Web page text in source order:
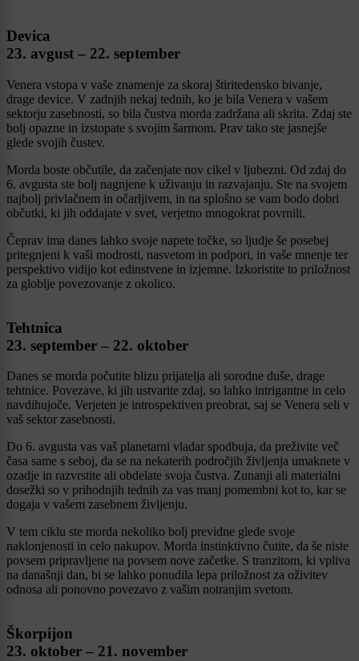
Devica
23. avgust – 22. september
Venera vstopa v vaše znamenje za skoraj štiritedensko bivanje,
drage device. V zadnjih nekaj tednih, ko je bila Venera v vašem
sektorju zasebnosti, so bila čustva morda zadržana ali skrita. Zdaj ste
bolj opazne in izstopate s svojim šarmom. Prav tako ste jasnejše
glede svojih čustev.
Morda boste občutile, da začenjate nov cikel v ljubezni. Od zdaj do
6. avgusta ste bolj nagnjene k uživanju in razvajanju. Ste na svojem
najbolj privlačnem in očarljivem, in na splošno se vam bodo dobri
občutki, ki jih oddajate v svet, verjetno mnogokrat povrnili.
Čeprav ima danes lahko svoje napete točke, so ljudje še posebej
pritegnjeni k vaši modrosti, nasvetom in podpori, in vaše mnenje ter
perspektivo vidijo kot edinstvene in izjemne. Izkoristite to priložnost
za globlje povezovanje z okolico.
Tehtnica
23. september – 22. oktober
Danes se morda počutite blizu prijatelja ali sorodne duše, drage
tehtnice. Povezave, ki jih ustvarite zdaj, so lahko intrigantne in celo
navdihujoče. Verjeten je introspektiven preobrat, saj se Venera seli v
vaš sektor zasebnosti.
Do 6. avgusta vas vaš planetarni vladar spodbuja, da preživite več
časa same s seboj, da se na nekaterih področjih življenja umaknete v
ozadje in razvrstite ali obdelate svoja čustva. Zunanji ali materialni
dosežki so v prihodnjih tednih za vas manj pomembni kot to, kar se
dogaja v vašem zasebnem življenju.
V tem ciklu ste morda nekoliko bolj previdne glede svoje
naklonjenosti in celo nakupov. Morda instinktivno čutite, da še niste
povsem pripravljene na povsem nove začetke. S tranzitom, ki vpliva
na današnji dan, bi se lahko ponudila lepa priložnost za oživitev
odnosa ali ponovno povezavo z vašim notranjim svetom.
Škorpijon
23. oktober – 21. november